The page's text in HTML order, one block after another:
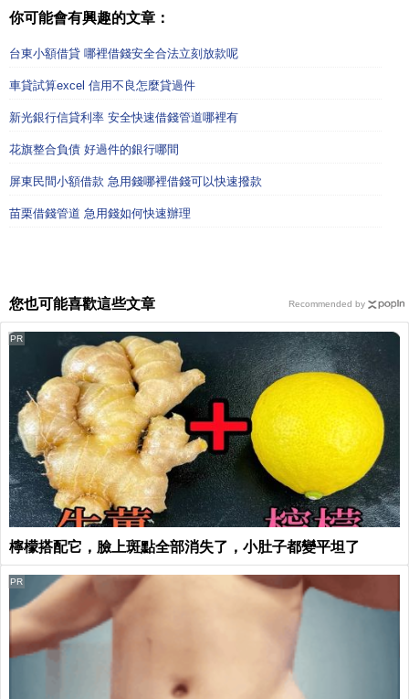
你可能會有興趣的文章：
台東小額借貸 哪裡借錢安全合法立刻放款呢
車貸試算excel 信用不良怎麼貸過件
新光銀行信貸利率 安全快速借錢管道哪裡有
花旗整合負債 好過件的銀行哪間
屏東民間小額借款 急用錢哪裡借錢可以快速撥款
苗栗借錢管道 急用錢如何快速辦理
您也可能喜歡這些文章
檸檬搭配它，臉上斑點全部消失了，小肚子都變平坦了
PR
PR
Recommended by